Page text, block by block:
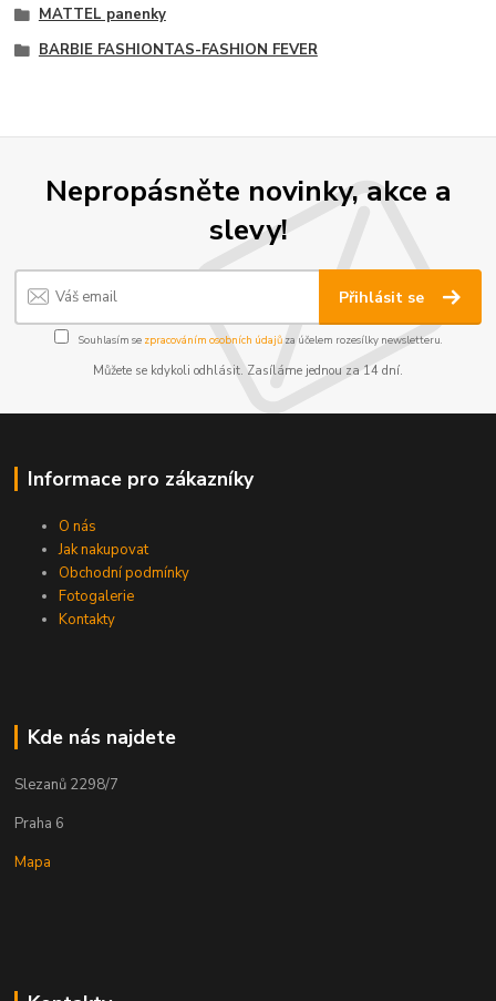
MATTEL panenky
BARBIE FASHIONTAS-FASHION FEVER
Nepropásněte novinky, akce a
slevy!
Přihlásit se
Souhlasím se zpracováním osobních údajůza účelem rozesílky newsletteru.
Můžete se kdykoli odhlásit. Zasíláme jednou za 14 dní.
Informace pro zákazníky
O nás
Jak nakupovat
Obchodní podmínky
Fotogalerie
Kontakty
Kde nás najdete
Slezanů 2298/7
Praha 6
Mapa